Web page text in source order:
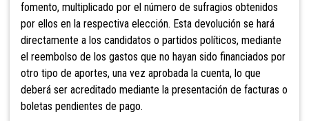
fomento, multiplicado por el número de sufragios obtenidos
por ellos en la respectiva elección. Esta devolución se hará
directamente a los candidatos o partidos políticos, mediante
el reembolso de los gastos que no hayan sido financiados por
otro tipo de aportes, una vez aprobada la cuenta, lo que
deberá ser acreditado mediante la presentación de facturas o
boletas pendientes de pago.